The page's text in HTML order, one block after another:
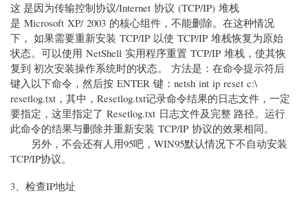
这 是因为传输控制协议/Internet 协议 (TCP/IP) 堆栈
是 Microsoft XP/ 2003 的核心组件，不能删除。在这种情况
下， 如果需要重新安装 TCP/IP 以使 TCP/IP 堆栈恢复为原始
状态。可以使用 NetShell 实用程序重置 TCP/IP 堆栈，使其恢
复到 初次安装操作系统时的状态。 方法是：在命令提示符后
键入以下命令，然后按 ENTER 键：netsh int ip reset c:\
resetlog.txt，其中，Resetlog.txt记录命令结果的日志文件，一定
要指定，这里指定了 Resetlog.txt 日志文件及完整 路径。运行
此命令的结果与删除并重新安装 TCP/IP 协议的效果相同。
另外，不会还有人用95吧，WIN95默认情况下不自动安装
TCP/IP协议。
3、检查IP地址